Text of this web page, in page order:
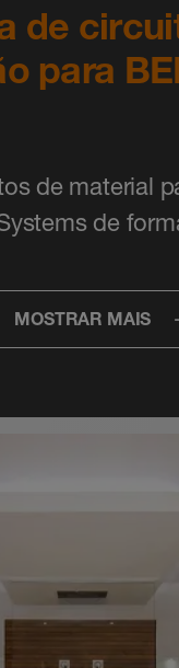
de
para
de material
de
MOSTRAR MAIS